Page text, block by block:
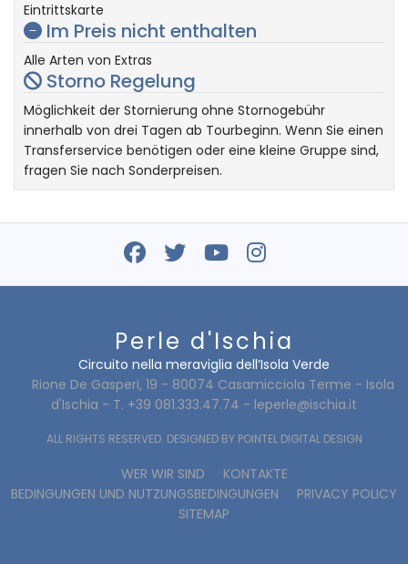
Eintrittskarte
Im Preis nicht enthalten
Alle Arten von Extras
Storno Regelung
Möglichkeit der Stornierung ohne Stornogebühr
innerhalb von drei Tagen ab Tourbeginn. Wenn Sie einen
Transferservice benötigen oder eine kleine Gruppe sind,
fragen Sie nach Sonderpreisen.
Perle d'Ischia
Circuito nella meraviglia dell’Isola Verde
Rione De Gasperi, 19 - 80074 Casamicciola Terme - Isola
d'Ischia - T. +39 081.333.47.74 - leperle@ischia.it
ALL RIGHTS RESERVED. DESIGNED BY POINTEL DIGITAL DESIGN
WER WIR SIND
KONTAKTE
BEDINGUNGEN UND NUTZUNGSBEDINGUNGEN
PRIVACY POLICY
SITEMAP